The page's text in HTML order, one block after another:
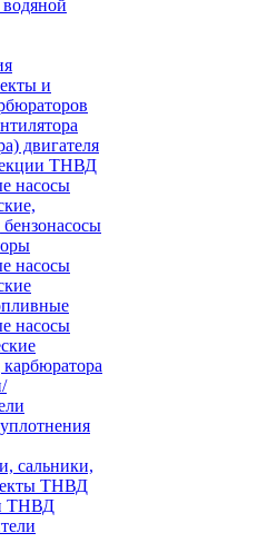
и
двигателя
ТНВД
насосы
насосы
насосы
сальники,
ТНВД
ТНВД